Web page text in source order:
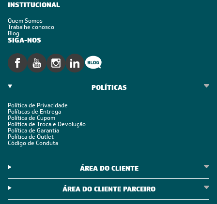
INSTITUCIONAL
Quem Somos
Trabalhe conosco
Blog
SIGA-NOS
POLÍTICAS
Política de Privacidade
Políticas de Entrega
Política de Cupom
Política de Troca e Devolução
Política de Garantia
Política de Outlet
Código de Conduta
ÁREA DO CLIENTE
ÁREA DO CLIENTE PARCEIRO